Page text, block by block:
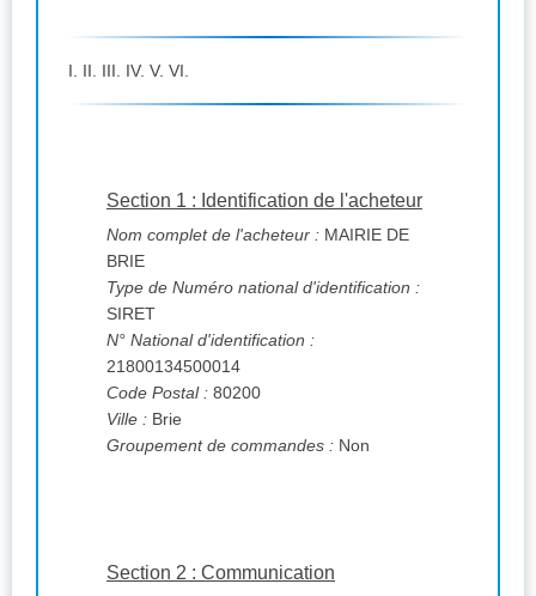
I. II. III. IV. V. VI.
Section 1 : Identification de l'acheteur
Nom complet de l'acheteur : MAIRIE DE
BRIE
Type de Numéro national d'identification :
SIRET
N° National d'identification :
21800134500014
Code Postal : 80200
Ville : Brie
Groupement de commandes : Non
Section 2 : Communication